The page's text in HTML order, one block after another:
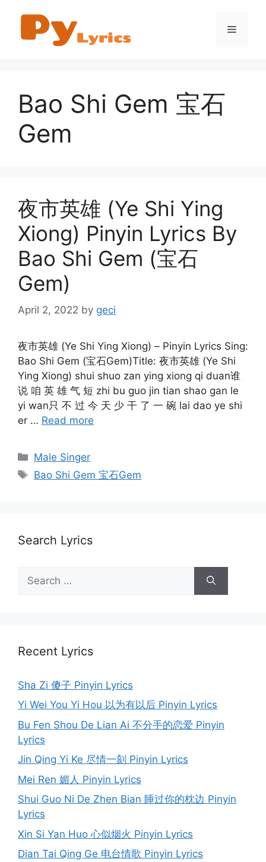
content
Menu
Bao Shi Gem 宝石
Gem
夜市英雄 (Ye Shi Ying
Xiong) Pinyin Lyrics By
Bao Shi Gem (宝石
Gem)
April 2, 2022 by geci
夜市英雄 (Ye Shi Ying Xiong) – Pinyin Lyrics Sing:
Bao Shi Gem (宝石Gem)Title: 夜市英雄 (Ye Shi
Ying Xiong) shui shuo zan ying xiong qi duan谁
说 咱 英 雄 气 短 zhi bu guo jin tian shao gan le
yi wan只 不 过 今 天 少 干 了 一 碗 lai dao ye shi
er … Read more
Categories
Male Singer
Tags
Bao Shi Gem 宝石Gem
Search Lyrics
for:
Recent Lyrics
Sha Zi 傻子 Pinyin Lyrics
Yi Wei You Yi Hou 以为有以后 Pinyin Lyrics
Bu Fen Shou De Lian Ai 不分手的恋爱 Pinyin
Lyrics
Jin Qing Yi Ke 尽情一刻 Pinyin Lyrics
Mei Ren 媚人 Pinyin Lyrics
Shui Guo Ni De Zhen Bian 睡过你的枕边 Pinyin
Lyrics
Xin Si Yan Huo 心似烟火 Pinyin Lyrics
Dian Tai Qing Ge 电台情歌 Pinyin Lyrics